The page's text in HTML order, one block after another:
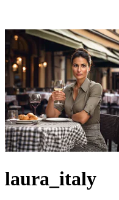
laura_italy